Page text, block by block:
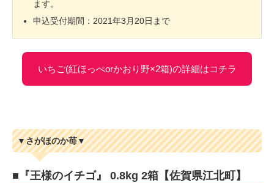
ます。
申込受付期間：2021年3月20日まで
いちご(紅ほっぺorかおり野×2箱)の詳細はコチラ
▼さがほのか苺▼
■『王様のイチゴ』 0.8kg 2箱【佐賀県江北町】